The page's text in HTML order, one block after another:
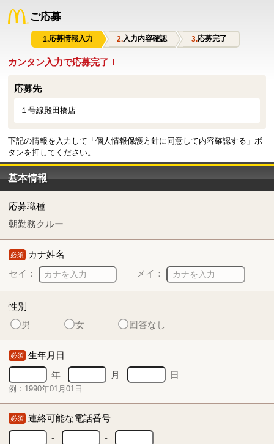
ご応募
応募情報入力 入力内容確認 応募完了
カンタン入力で応募完了！
応募先
１号線殿田橋店
下記の情報を入力して「個人情報保護方針に同意して内容確認する」ボ
タンを押してください。
基本情報
応募職種
朝勤務クルー
必須 カナ姓名
セイ：
メイ：
性別
男
女 回答なし
必須 生年月日
年
月 日
例：1990年01月01日
必須 連絡可能な電話番号
-
-